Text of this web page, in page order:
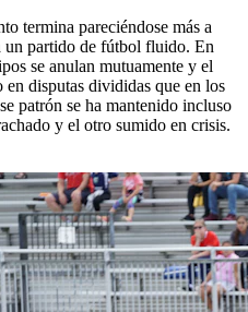
termina pareciéndose más a
un partido de fútbol fluido. En
se anulan mutuamente y el
en disputas divididas que en los
patrón se ha mantenido incluso
y el otro sumido en crisis.